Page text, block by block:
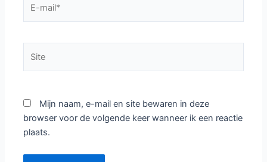
mail*
Mijn naam, e-mail en site bewaren in deze
browser voor de volgende keer wanneer ik een reactie
plaats.